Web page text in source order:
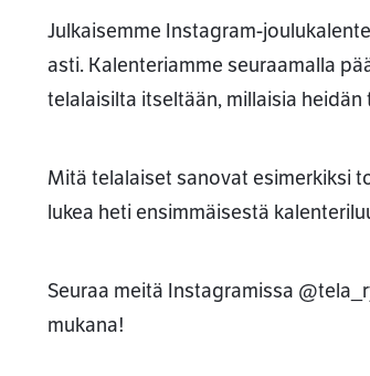
Julkaisemme Instagram-
asti. Kalenteriamme seuraamalla
telalaisilta itseltään, millaisia
Mitä telalaiset sanovat esimerkiksi
lukea heti ensimmäisestä
Seuraa meitä Instagramissa
mukana!